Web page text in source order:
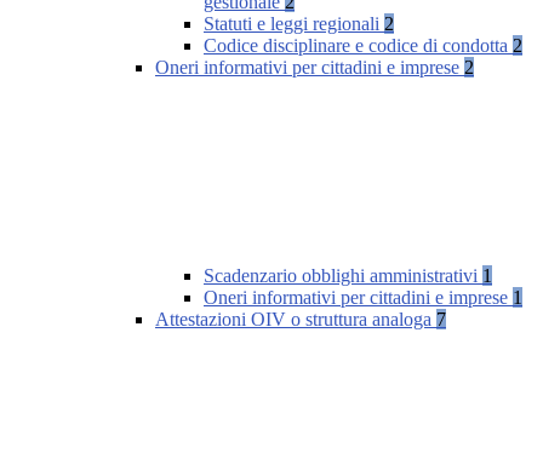
Statuti e leggi regionali 2
Codice disciplinare e codice di condotta 2
Oneri informativi per cittadini e imprese 2
Scadenzario obblighi amministrativi 1
Oneri informativi per cittadini e imprese 1
Attestazioni OIV o struttura analoga 7